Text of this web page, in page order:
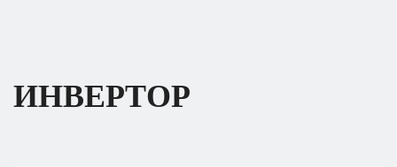
ИНВЕРТОР